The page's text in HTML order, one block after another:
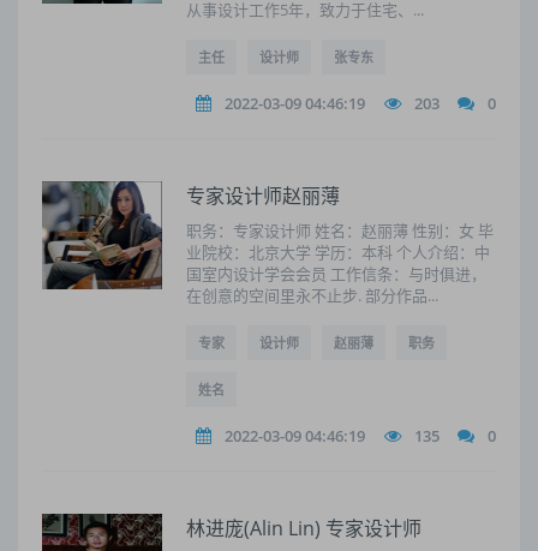
从事设计工作5年，致力于住宅、...
主任 设计师 张专东
2022-03-09 04:46:19 203 0
专家设计师赵丽薄
职务：专家设计师 姓名：赵丽薄 性别：女 毕
业院校：北京大学 学历：本科 个人介绍：中
国室内设计学会会员 工作信条：与时俱进，
在创意的空间里永不止步. 部分作品...
专家 设计师 赵丽薄 职务
姓名
2022-03-09 04:46:19 135 0
林进庞(Alin Lin) 专家设计师